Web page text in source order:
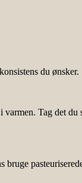
du ønsker.
varmen. Tag det du
bruge